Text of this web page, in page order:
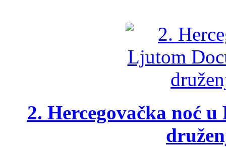
2. Hercegovačka noć